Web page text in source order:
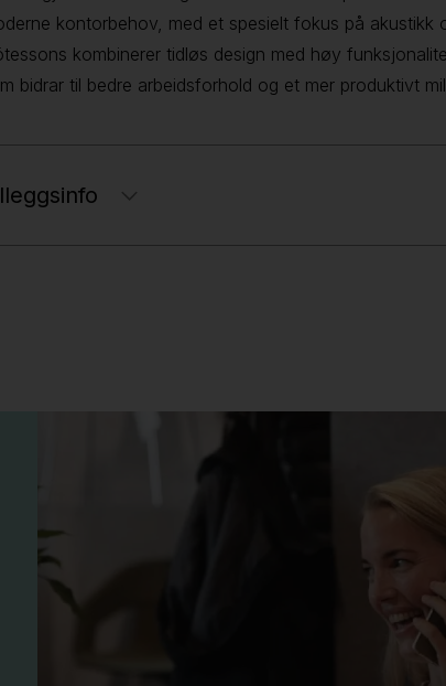
kontorbehov, med et spesielt fokus på akustikk
kombinerer tidløs design med høy
bidrar til bedre arbeidsforhold og et mer produktivt